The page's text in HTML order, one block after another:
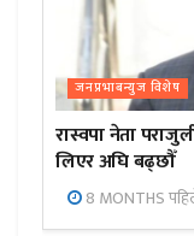
जनप्रभाबन्युज विशेष
रास्वपा नेता
लिएर अघि बढ्छौँ
8 MONTHS